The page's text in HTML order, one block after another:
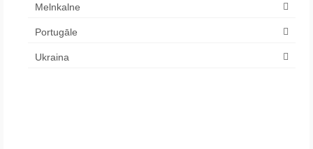
Melnkalne
Portugāle
Ukraina